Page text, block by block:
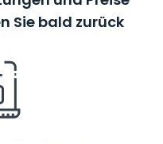
Sie bald zurück